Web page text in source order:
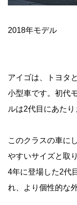
2018年モデル
アイゴは、トヨタ
小型車です。初代
ルは2代目にあたり
このクラスの車に
やすいサイズと取
4年に登場した2代
れ、より個性的な